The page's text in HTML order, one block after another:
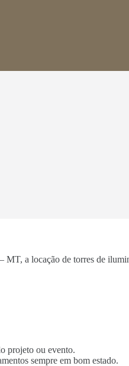
a locação de torres de
projeto ou evento.
sempre em bom estado.